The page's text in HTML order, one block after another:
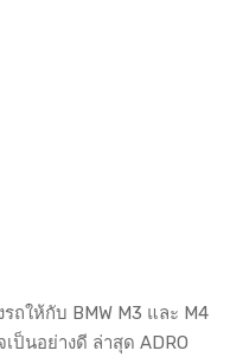
ถให้กับ BMW M3 และ M4
ป็นอย่างดี ล่าสุด ADRO